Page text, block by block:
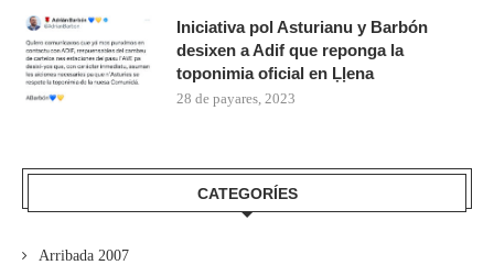
Iniciativa pol Asturianu y Barbón
desixen a Adif que reponga la
toponimia oficial en Ḷḷena
28 de payares, 2023
CATEGORÍES
Arribada 2007